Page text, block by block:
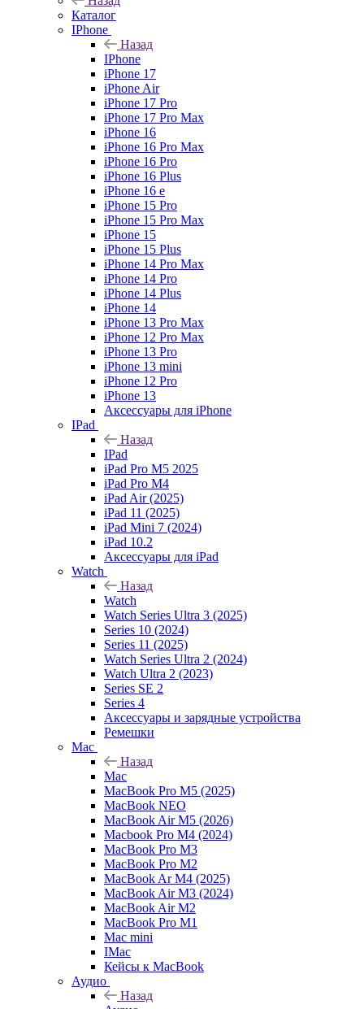
Каталог
IPhone
Назад
IPhone
iPhone 17
iPhone Air
iPhone 17 Pro
iPhone 17 Pro Max
iPhone 16
iPhone 16 Pro Max
iPhone 16 Pro
iPhone 16 Plus
iPhone 16 e
iPhone 15 Pro
iPhone 15 Pro Max
iPhone 15
iPhone 15 Plus
iPhone 14 Pro Max
iPhone 14 Pro
iPhone 14 Plus
iPhone 14
iPhone 13 Pro Max
iPhone 12 Pro Max
iPhone 13 Pro
iPhone 13 mini
iPhone 12 Pro
iPhone 13
Аксессуары для iPhone
IPad
Назад
IPad
iPad Pro M5 2025
iPad Pro M4
iPad Air (2025)
iPad 11 (2025)
iPad Mini 7 (2024)
iPad 10.2
Аксессуары для iPad
Watch
Назад
Watch
Watch Series Ultra 3 (2025)
Series 10 (2024)
Series 11 (2025)
Watch Series Ultra 2 (2024)
Watch Ultra 2 (2023)
Series SE 2
Series 4
Аксессуары и зарядные устройства
Ремешки
Mac
Назад
Mac
MacBook Pro M5 (2025)
MacBook NEO
MacBook Air M5 (2026)
Macbook Pro M4 (2024)
MacBook Pro M3
MacBook Pro M2
MacBook Ar M4 (2025)
MacBook Air M3 (2024)
MacBook Air M2
MacBook Pro M1
Mac mini
IMac
Кейсы к MacBook
Аудио
Назад